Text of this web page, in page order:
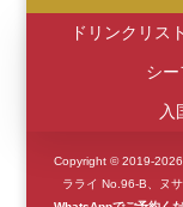
ドリンクリスト
シー
入
Copyright © 2019-
ラライ No.96-B、ヌ